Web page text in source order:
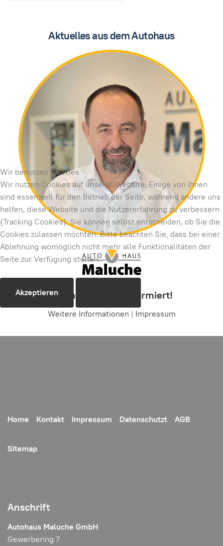
Aktuelles aus dem Autohaus
Roland Maluche informiert!
Home Kontakt Impressum Datenschutzt AGB
Sitemap
Anschrift
Autohaus Maluche GmbH
Gewerbering 7
Wir benutzen Cookies
Wir nutzen Cookies auf unserer Website. Einige von ihnen
sind essenziell für den Betrieb der Seite, während andere uns
helfen, diese Website und die Nutzererfahrung zu verbessern
(Tracking Cookies). Sie können selbst entscheiden, ob Sie die
Cookies zulassen möchten. Bitte beachten Sie, dass bei einer
Ablehnung womöglich nicht mehr alle Funktionalitäten der
Seite zur Verfügung stehen.
Akzeptieren
Weitere Informationen | Impressum